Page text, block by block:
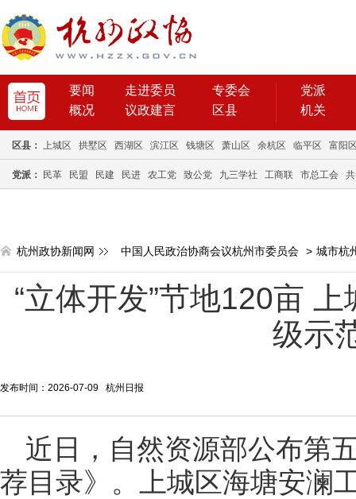
要闻 走进委员
专委会
概况
议政建言 区县
党派
机关
区县： 上城区 拱墅区 西湖区 滨江区 钱塘区 萧山区 余杭区 临平区 富阳
党派： 民革 民盟 民建 民进 农工党 致公党 九三学社 工商联 市总工会
杭州政协新闻网 中国人民政治协商会议杭州市委员会 > 城市杭
“立体开发”节地120亩
级示
发布时间：2026-07-09 杭州日报
近日，自然资源部公布第
荐目录》。上城区海塘安澜